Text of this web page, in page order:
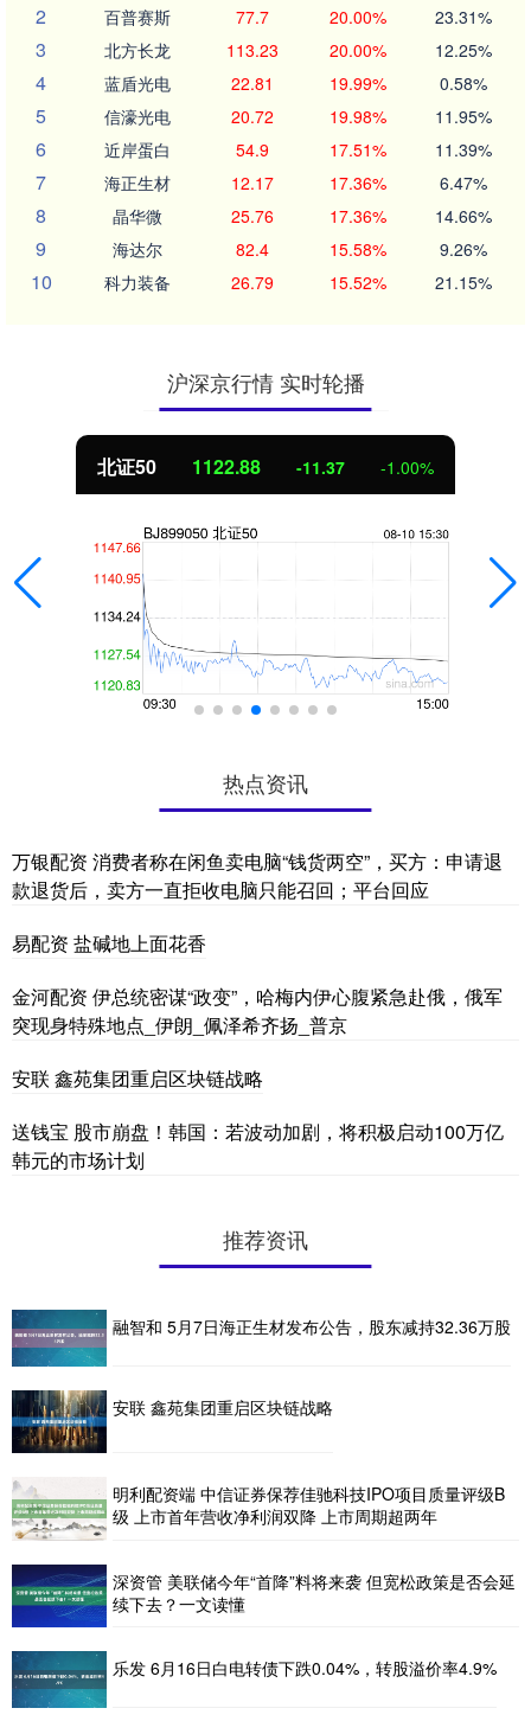
2 百普赛斯 77.7 20.00% 23.31%
3 北方长龙 113.23 20.00% 12.25%
4 蓝盾光电 22.81 19.99% 0.58%
5 信濠光电 20.72 19.98% 11.95%
6 近岸蛋白 54.9 17.51% 11.39%
7 海正生材 12.17 17.36% 6.47%
8 晶华微 25.76 17.36% 14.66%
9 海达尔 82.4 15.58% 9.26%
10 科力装备 26.79 15.52% 21.15%
沪深京行情 实时轮播
北证50 1122.88 -11.37 -1.00%
热点资讯
万银配资 消费者称在闲鱼卖电脑“钱货两空”，买方：申请退
款退货后，卖方一直拒收电脑只能召回；平台回应
易配资 盐碱地上面花香
金河配资 伊总统密谋“政变”，哈梅内伊心腹紧急赴俄，俄军
突现身特殊地点_伊朗_佩泽希齐扬_普京
安联 鑫苑集团重启区块链战略
送钱宝 股市崩盘！韩国：若波动加剧，将积极启动100万亿
韩元的市场计划
推荐资讯
融智和 5月7日海正生材发布公告，股东减持32.36万股
安联 鑫苑集团重启区块链战略
明利配资端 中信证券保荐佳驰科技IPO项目质量评级B
级 上市首年营收净利润双降 上市周期超两年
深资管 美联储今年“首降”料将来袭 但宽松政策是否会延
续下去？一文读懂
乐发 6月16日白电转债下跌0.04%，转股溢价率4.9%